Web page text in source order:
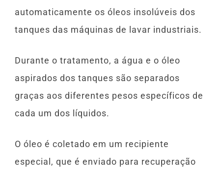
automaticamente os óleos insolúveis dos
tanques das máquinas de lavar industriais.
Durante o tratamento, a água e o óleo
aspirados dos tanques são separados
graças aos diferentes pesos específicos de
cada um dos líquidos.
O óleo é coletado em um recipiente
especial, que é enviado para recuperação